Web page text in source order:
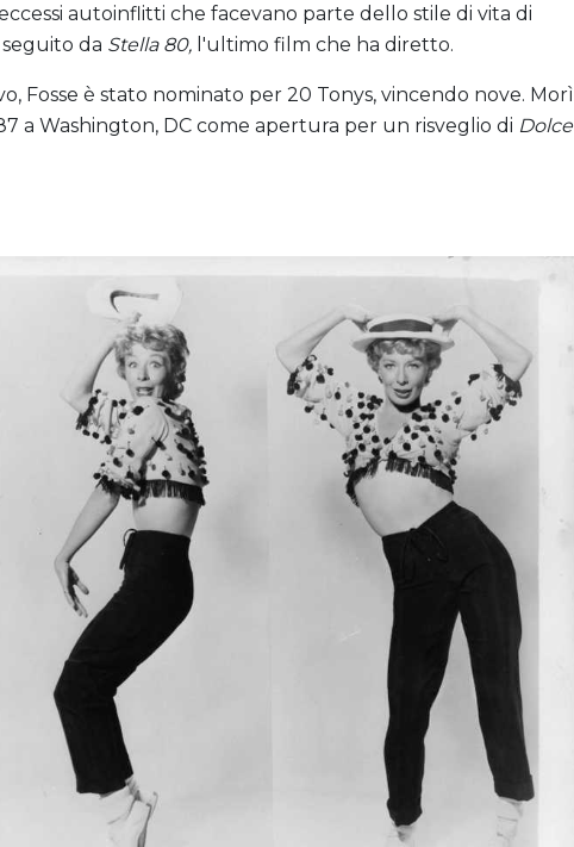
autoinflitti che facevano parte dello stile di vita di
da Stella 80, l'ultimo film che ha diretto.
Fosse è stato nominato per 20 Tonys, vincendo nove. Morì
a Washington, DC come apertura per un risveglio di Dolce